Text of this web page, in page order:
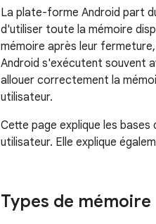
La plate-forme Android part
d'utiliser toute la mémoire
mémoire après leur
Android s'exécutent souvent
allouer correctement la
utilisateur.
Cette page explique les
utilisateur. Elle explique
Types de mémoire